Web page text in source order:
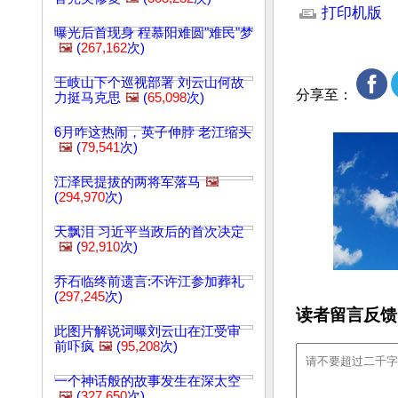
曝光后首现身 程慕阳难圆"难民"梦
🖼️ (267,162次)
王岐山下个巡视部署 刘云山何故
力挺马克思 🖼️ (65,098次)
6月咋这热闹，英子伸脖 老江缩头
🖼️ (79,541次)
江泽民提拔的两将军落马 🖼️
(294,970次)
天飘泪 习近平当政后的首次决定
🖼️ (92,910次)
乔石临终前遗言:不许江参加葬礼
(297,245次)
此图片解说词曝刘云山在江受审
前吓疯 🖼️ (95,208次)
一个神话般的故事发生在深太空
打印机版
分享至：
读者留言反